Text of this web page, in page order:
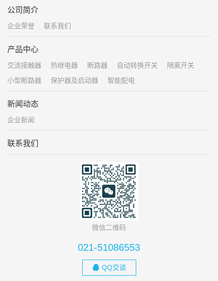
公司简介
企业荣誉 联系我们
产品中心
交流接触器 热继电器 断路器 自动转换开关
隔离开关
小型断路器
保护器及启动器 智能配电
新闻动态
企业新闻
联系我们
微信二维码
021-51086553
QQ交谈